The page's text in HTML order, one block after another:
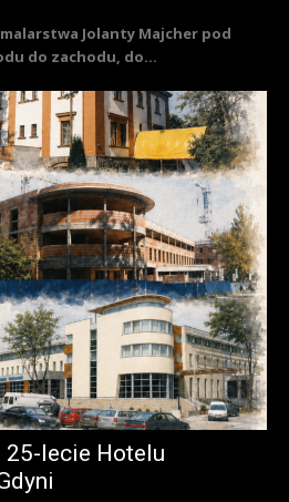
Jolanty Majcher pod
do zachodu, do...
lecie Hotelu